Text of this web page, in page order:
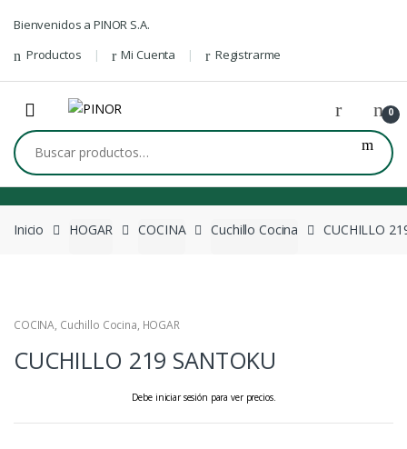
Bienvenidos a PINOR S.A.
Productos
Mi Cuenta Registrarme
0
Buscar por:
Inicio HOGAR COCINA Cuchillo Cocina CUCHILLO
COCINA, Cuchillo Cocina, HOGAR
CUCHILLO 219 SANTOKU
Debe iniciar sesión para ver precios.